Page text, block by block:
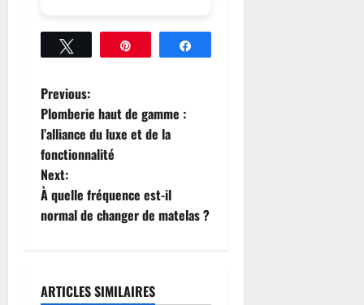
Tweetez
P
o
s
t
Previous:
Plomberie haut de gamme :
l’alliance du luxe et de la
fonctionnalité
Next:
À quelle fréquence est-il
normal de changer de matelas ?
ARTICLES SIMILAIRES